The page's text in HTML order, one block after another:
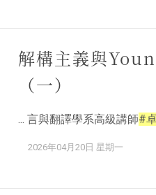
解構主義與
（一）
... 言與翻譯學系高級講師#
2026年04月20日 星期一